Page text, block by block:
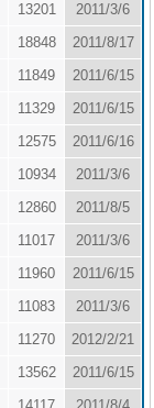
13201 2011/3/6
18848 2011/8/17
11849 2011/6/15
11329 2011/6/15
12575 2011/6/16
10934 2011/3/6
12860 2011/8/5
11017 2011/3/6
11960 2011/6/15
11083 2011/3/6
11270 2012/2/21
13562 2011/6/15